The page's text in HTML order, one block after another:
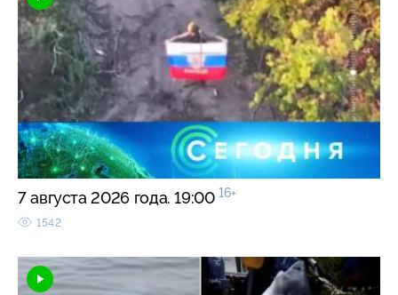
7 августа 2026 года. 19:00 16+
1542